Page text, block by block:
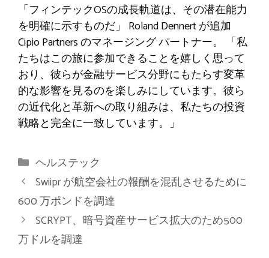
「フィンテックOSの成長軌道は、その潜在能力
を明確に示すものだ」 Roland Dennert が追加
Cipio Partners のマネージング パートナー。
「私
たちはこの旅に参加できることを嬉しく思って
おり、彼らが金融サービス分野にもたらす変革
的な影響を見るのを楽しみにしています。彼ら
の近代化と革新への取り組みは、私たちの投資
戦略と完全に一致しています。」
カ
テ
ゴ
リ
ー
ヘルステック
Swiipr が航空会社の報酬を混乱させるために
600 万ポンドを調達
SCRYPT、暗号資産サービス拡大のため500
万ドルを調達